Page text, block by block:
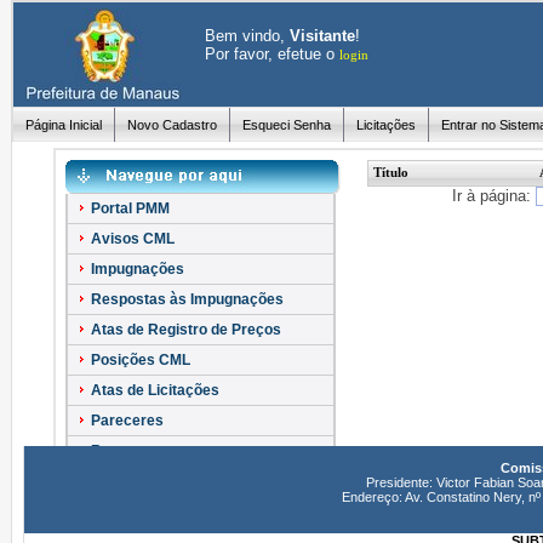
Bem vindo, Visitante!
Por favor, efetue o login
Página Inicial Novo Cadastro Esqueci Senha Licitações Entrar no
Portal PMM
Avisos CML
Impugnações
Respostas às Impugnações
Atas de Registro de Preços
Posições CML
Atas de Licitações
Pareceres
Recursos
Título
Ir à página:
Presidente: Victor Fabian
Endereço: Av. Constatino Nery,